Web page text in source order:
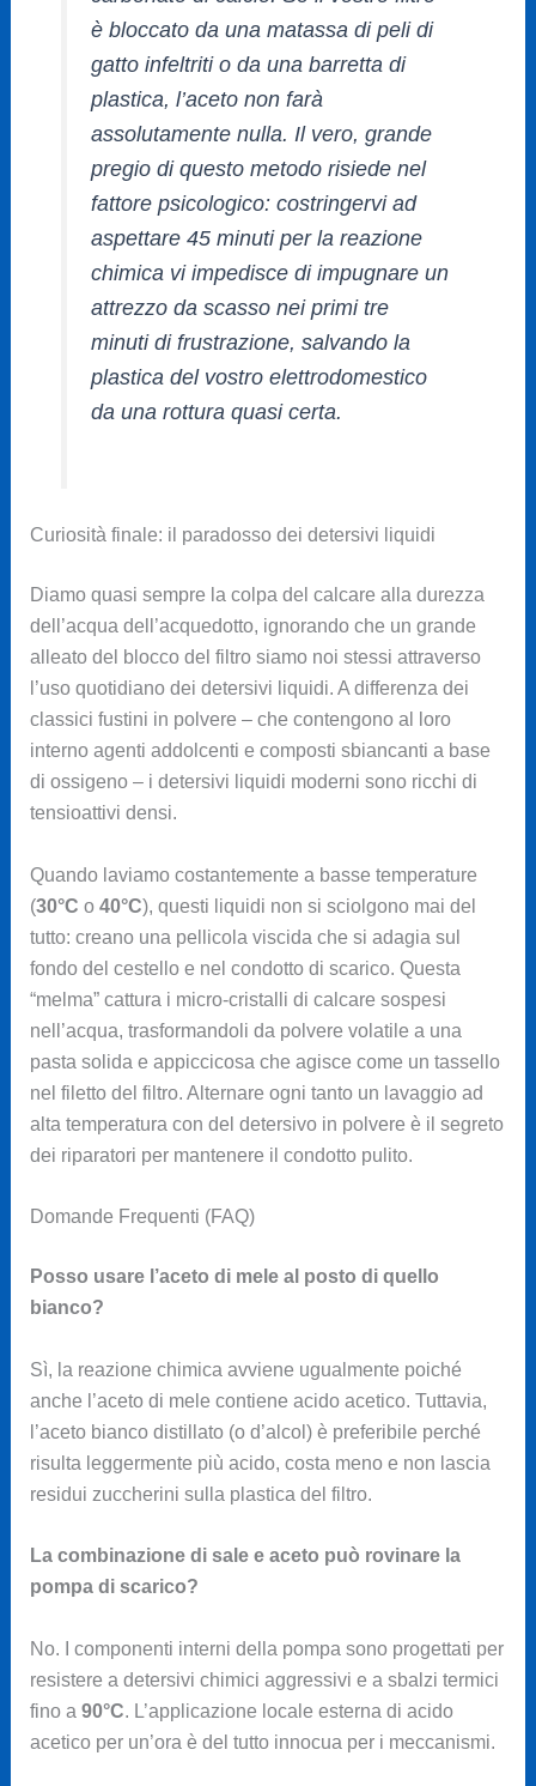
è bloccato da una matassa di peli di
gatto infeltriti o da una barretta di
plastica, l’aceto non farà
assolutamente nulla. Il vero, grande
pregio di questo metodo risiede nel
fattore psicologico: costringervi ad
aspettare 45 minuti per la reazione
chimica vi impedisce di impugnare un
attrezzo da scasso nei primi tre
minuti di frustrazione, salvando la
plastica del vostro elettrodomestico
da una rottura quasi certa.
Curiosità finale: il paradosso dei detersivi liquidi
Diamo quasi sempre la colpa del calcare alla durezza
dell’acqua dell’acquedotto, ignorando che un grande
alleato del blocco del filtro siamo noi stessi attraverso
l’uso quotidiano dei detersivi liquidi. A differenza dei
classici fustini in polvere – che contengono al loro
interno agenti addolcenti e composti sbiancanti a base
di ossigeno – i detersivi liquidi moderni sono ricchi di
tensioattivi densi.
Quando laviamo costantemente a basse temperature
(30°C o 40°C), questi liquidi non si sciolgono mai del
tutto: creano una pellicola viscida che si adagia sul
fondo del cestello e nel condotto di scarico. Questa
“melma” cattura i micro-cristalli di calcare sospesi
nell’acqua, trasformandoli da polvere volatile a una
pasta solida e appiccicosa che agisce come un tassello
nel filetto del filtro. Alternare ogni tanto un lavaggio ad
alta temperatura con del detersivo in polvere è il segreto
dei riparatori per mantenere il condotto pulito.
Domande Frequenti (FAQ)
Posso usare l’aceto di mele al posto di quello
bianco?
Sì, la reazione chimica avviene ugualmente poiché
anche l’aceto di mele contiene acido acetico. Tuttavia,
l’aceto bianco distillato (o d’alcol) è preferibile perché
risulta leggermente più acido, costa meno e non lascia
residui zuccherini sulla plastica del filtro.
La combinazione di sale e aceto può rovinare la
pompa di scarico?
No. I componenti interni della pompa sono progettati per
resistere a detersivi chimici aggressivi e a sbalzi termici
fino a 90°C. L’applicazione locale esterna di acido
acetico per un’ora è del tutto innocua per i meccanismi.